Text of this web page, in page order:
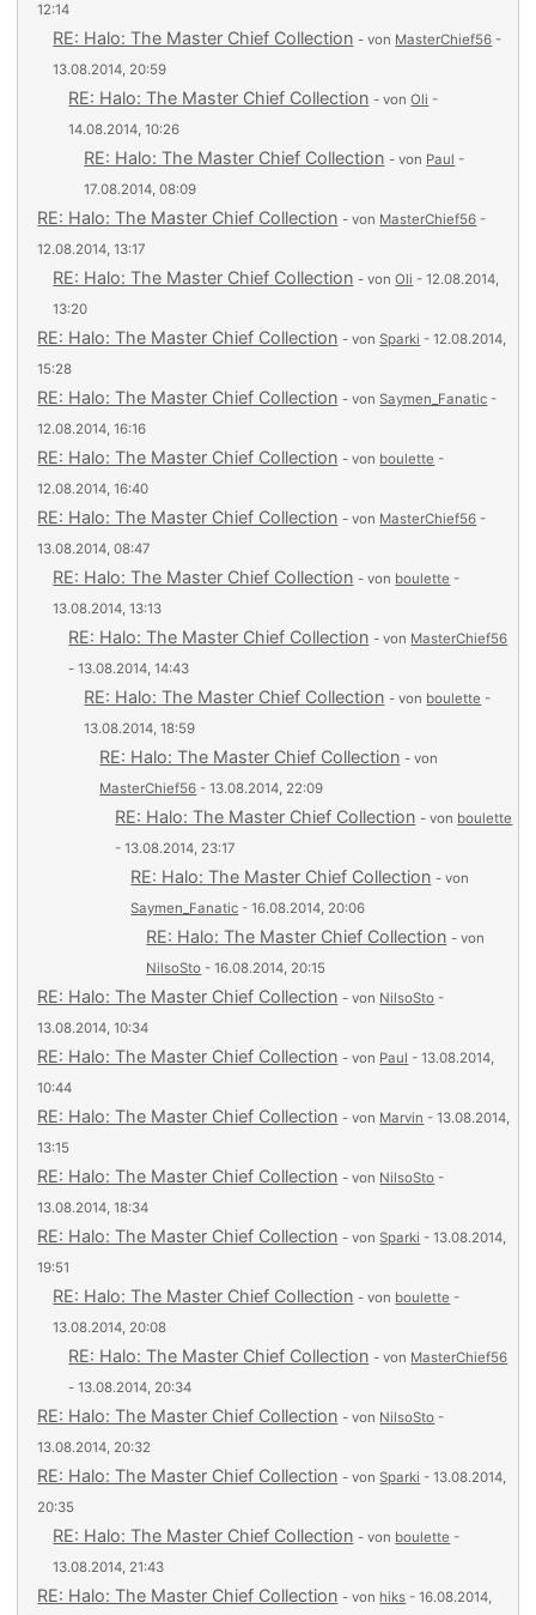
12:14
RE: Halo: The Master Chief Collection - von MasterChief56 -
13.08.2014, 20:59
RE: Halo: The Master Chief Collection - vonOli -
14.08.2014, 10:26
RE: Halo: The Master Chief Collection - von Paul -
17.08.2014, 08:09
RE: Halo: The Master Chief Collection - von MasterChief56 -
12.08.2014, 13:17
RE: Halo: The Master Chief Collection - vonOli - 12.08.2014,
13:20
RE: Halo: The Master Chief Collection - vonSparki - 12.08.2014,
15:28
RE: Halo: The Master Chief Collection - vonSaymen_Fanatic -
12.08.2014, 16:16
RE: Halo: The Master Chief Collection - von boulette -
12.08.2014, 16:40
RE: Halo: The Master Chief Collection - von MasterChief56 -
13.08.2014, 08:47
RE: Halo: The Master Chief Collection - von boulette -
13.08.2014, 13:13
RE: Halo: The Master Chief Collection - von MasterChief56
- 13.08.2014, 14:43
RE: Halo: The Master Chief Collection - von boulette -
13.08.2014, 18:59
RE: Halo: The Master Chief Collection - von
MasterChief56 - 13.08.2014, 22:09
RE: Halo: The Master Chief Collection - von boulette
- 13.08.2014, 23:17
RE: Halo: The Master Chief Collection - von
Saymen_Fanatic - 16.08.2014, 20:06
RE: Halo: The Master Chief Collection - von
NilsoSto - 16.08.2014, 20:15
RE: Halo: The Master Chief Collection - von NilsoSto -
13.08.2014, 10:34
RE: Halo: The Master Chief Collection - von Paul - 13.08.2014,
10:44
RE: Halo: The Master Chief Collection - von Marvin - 13.08.2014,
13:15
RE: Halo: The Master Chief Collection - von NilsoSto -
13.08.2014, 18:34
RE: Halo: The Master Chief Collection - vonSparki - 13.08.2014,
19:51
RE: Halo: The Master Chief Collection - von boulette -
13.08.2014, 20:08
RE: Halo: The Master Chief Collection - von MasterChief56
- 13.08.2014, 20:34
RE: Halo: The Master Chief Collection - von NilsoSto -
13.08.2014, 20:32
RE: Halo: The Master Chief Collection - vonSparki - 13.08.2014,
20:35
RE: Halo: The Master Chief Collection - von boulette -
13.08.2014, 21:43
RE: Halo: The Master Chief Collection - von hiks - 16.08.2014,